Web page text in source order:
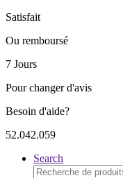
Satisfait
Ou remboursé
7 Jours
Pour changer d'avis
Besoin d'aide?
52.042.059
Search
Recherche